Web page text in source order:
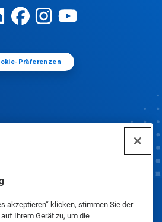
akzeptieren“ klicken, stimmen Sie der
Ihrem Gerät zu, um die
Präferenzen
Inc. 2025